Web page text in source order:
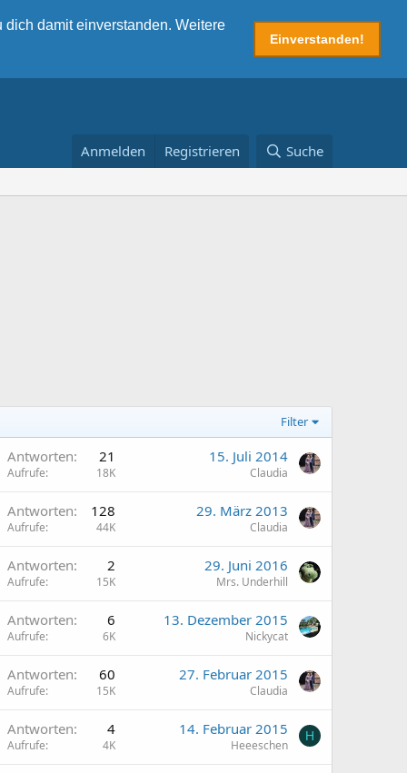
damit einverstanden. Weitere
Einverstanden!
Anmelden Registrieren Suche
Filter
Antworten 21
Aufrufe 18K
15. Juli 2014
Claudia
Antworten 128
Aufrufe 44K
29. März 2013
Claudia
Antworten 2
Aufrufe 15K
29. Juni 2016
Mrs. Underhill
Antworten 6
Aufrufe 6K
13. Dezember 2015
Nickycat
Antworten 60
Aufrufe 15K
27. Februar 2015
Claudia
Antworten 4
Aufrufe 4K
14. Februar 2015
Heeeschen
H